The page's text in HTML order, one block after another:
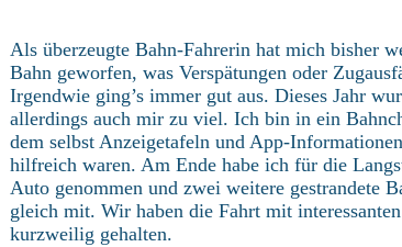
Als überzeugte Bahn-Fahrerin hat mich bisher
Bahn geworfen, was Verspätungen oder
Irgendwie ging’s immer gut aus. Dieses Jahr
allerdings auch mir zu viel. Ich bin in ein
dem selbst Anzeigetafeln und App-
hilfreich waren. Am Ende habe ich für die
Auto genommen und zwei weitere gestrandete
gleich mit. Wir haben die Fahrt mit
kurzweilig gehalten.